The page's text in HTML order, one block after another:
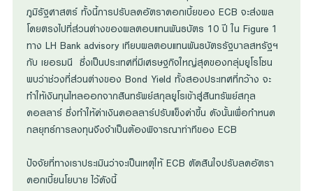
ภูมิรัฐศาสตร์ ทั้งนี้การปรับลดอัตราดอกเบี้ยของ ECB จะส่งผล
โดยตรงไปที่ส่วนต่างของผลตอบแทนพันธบัตร 10 ปี ใน Figure 1
ทาง LH Bank advisory เทียบผลตอบแทนพันธบัตรรัฐบาลสหรัฐฯ
กับ เยอรมนี ซึ่งเป็นประเทศที่มีเศรษฐกิจใหญ่สุดของกลุ่มยูโรโซน
พบว่าช่วงที่ส่วนต่างของ Bond Yield ทั้งสองประเทศที่กว้าง จะ
ทำให้เงินทุนไหลออกจากสินทรัพย์สกุลยูโรเข้าสู่สินทรัพย์สกุล
ดอลลาร์ ซึ่งทำให้ค่าเงินดอลลาร์ปรับแข็งค่าขึ้น ดังนั้นเพื่อกำหนด
กลยุทธ์การลงทุนจึงจำเป็นต้องพิจารณาท่าทีของ ECB
ปัจจัยที่ทางเราประเมินว่าจะเป็นเหตุให้ ECB ตัดสินใจปรับลดอัตรา
ดอกเบี้ยนโยบาย ไว้ดังนี้